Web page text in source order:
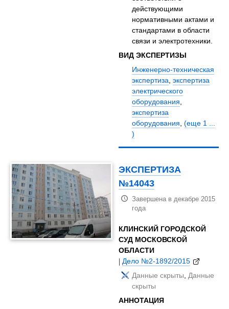
действующими
нормативными актами и
стандартами в области
связи и электротехники.
ВИД ЭКСПЕРТИЗЫ
Инженерно-техническая
экспертиза,экспертиза
электрического
оборудования,
экспертиза
оборудования,(еще 1 ...
)
ЭКСПЕРТИЗА
№14043
Завершена в декабре 2015
года
КЛИНСКИЙ ГОРОДСКОЙ
СУД МОСКОВСКОЙ
ОБЛАСТИ
|Дело №2-1892/2015
Данные скрыты,Данные
скрыты
АННОТАЦИЯ